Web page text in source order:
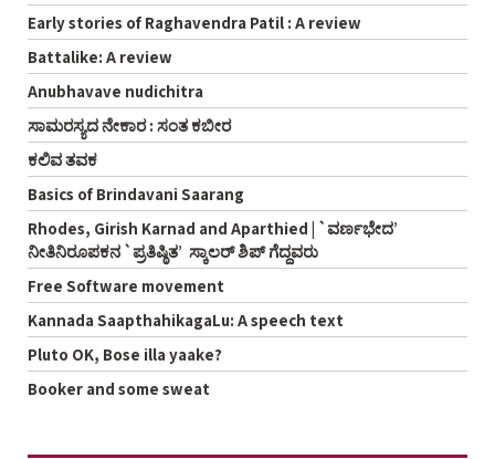
Early stories of Raghavendra Patil : A review
Battalike: A review
Anubhavave nudichitra
ಸಾಮರಸ್ಯದ ನೇಕಾರ : ಸಂತ ಕಬೀರ
ಕಲಿವ ತವಕ
Basics of Brindavani Saarang
Rhodes, Girish Karnad and Aparthied | `ವರ್ಣಭೇದ’
ನೀತಿನಿರೂಪಕನ `ಪ್ರತಿಷ್ಠಿತ’ ಸ್ಕಾಲರ್ ‌ಶಿಪ್ ಗೆದ್ದವರು
Free Software movement
Kannada SaapthahikagaLu: A speech text
Pluto OK, Bose illa yaake?
Booker and some sweat